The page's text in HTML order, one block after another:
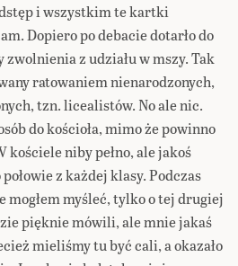
i wszystkim te kartki
Dopiero po debacie dotarło do
z udziału w mszy. Tak
ratowaniem nienarodzonych,
tzn. licealistów. No ale nic.
do kościoła, mimo że powinno
kościele niby pełno, ale jakoś
z każdej klasy. Podczas
mogłem myśleć, tylko o tej drugiej
pięknie mówili, ale mnie jakaś
mieliśmy tu być cali, a okazało